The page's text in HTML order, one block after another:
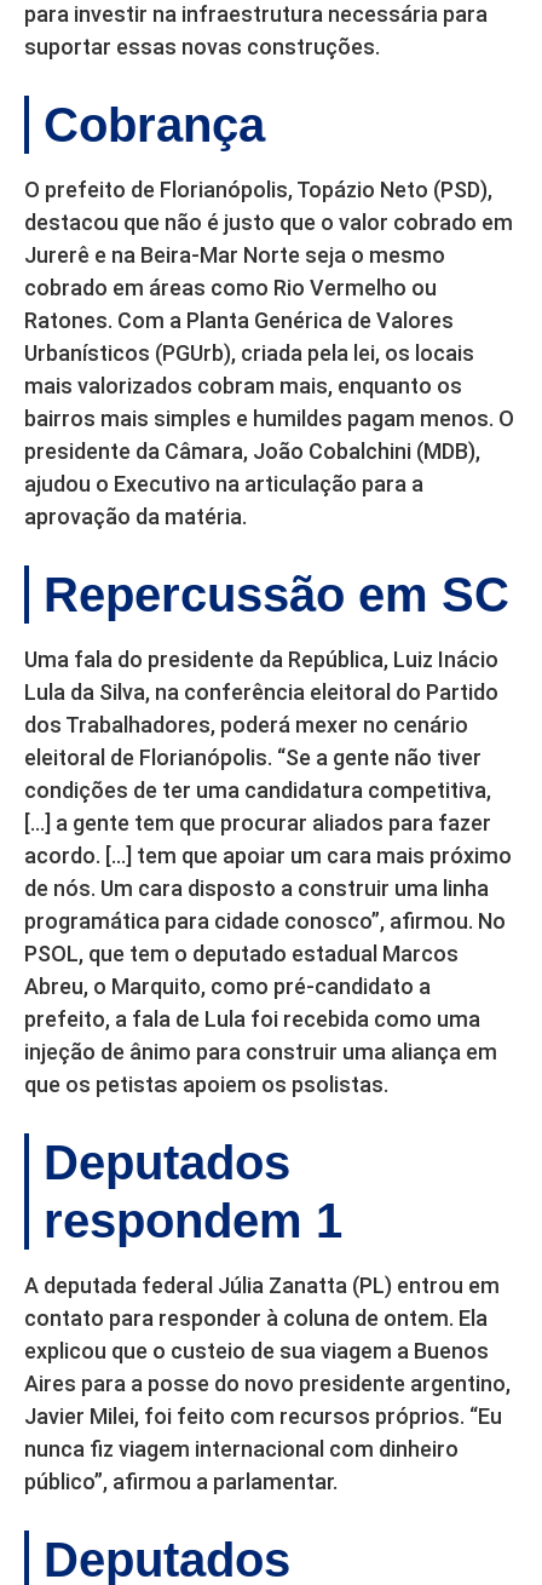
para investir na infraestrutura necessária para
suportar essas novas construções.
Cobrança
O prefeito de Florianópolis, Topázio Neto (PSD),
destacou que não é justo que o valor cobrado em
Jurerê e na Beira-Mar Norte seja o mesmo
cobrado em áreas como Rio Vermelho ou
Ratones. Com a Planta Genérica de Valores
Urbanísticos (PGUrb), criada pela lei, os locais
mais valorizados cobram mais, enquanto os
bairros mais simples e humildes pagam menos. O
presidente da Câmara, João Cobalchini (MDB),
ajudou o Executivo na articulação para a
aprovação da matéria.
Repercussão em SC
Uma fala do presidente da República, Luiz Inácio
Lula da Silva, na conferência eleitoral do Partido
dos Trabalhadores, poderá mexer no cenário
eleitoral de Florianópolis. “Se a gente não tiver
condições de ter uma candidatura competitiva,
[…] a gente tem que procurar aliados para fazer
acordo. […] tem que apoiar um cara mais próximo
de nós. Um cara disposto a construir uma linha
programática para cidade conosco”, afirmou. No
PSOL, que tem o deputado estadual Marcos
Abreu, o Marquito, como pré-candidato a
prefeito, a fala de Lula foi recebida como uma
injeção de ânimo para construir uma aliança em
que os petistas apoiem os psolistas.
Deputados
respondem 1
A deputada federal Júlia Zanatta (PL) entrou em
contato para responder à coluna de ontem. Ela
explicou que o custeio de sua viagem a Buenos
Aires para a posse do novo presidente argentino,
Javier Milei, foi feito com recursos próprios. “Eu
nunca fiz viagem internacional com dinheiro
público”, afirmou a parlamentar.
Deputados